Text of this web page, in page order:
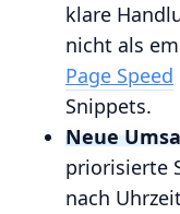
klare
nicht als
Page Speed
Snippets.
Neue
priorisierte
nach